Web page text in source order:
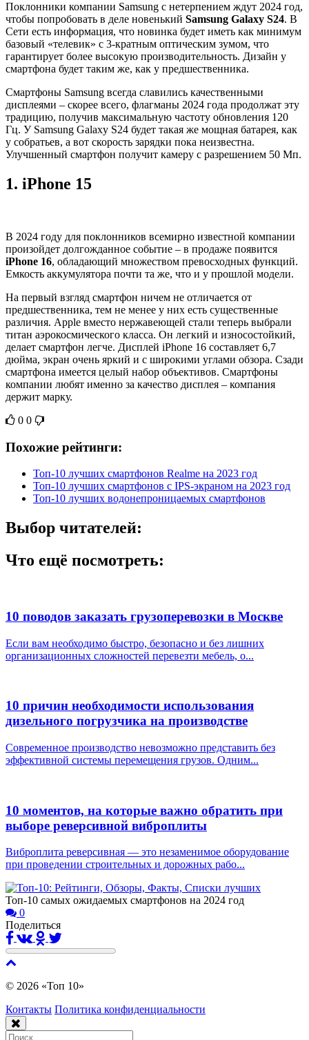
Поклонники компании Samsung с нетерпением ждут 2024 год,
чтобы попробовать в деле новенький Samsung Galaxy S24. В
Сети есть информация, что новинка будет иметь как минимум
базовый «телевик» с 3-кратным оптическим зумом, что
гарантирует более высокую производительность. Дизайн у
смартфона будет таким же, как у предшественника.
Смартфоны Samsung всегда славились качественными
дисплеями – скорее всего, флагманы 2024 года продолжат эту
традицию, получив максимальную частоту обновления 120
Гц. У Samsung Galaxy S24 будет такая же мощная батарея, как
у собратьев, а вот скорость зарядки пока неизвестна.
Улучшенный смартфон получит камеру с разрешением 50 Мп.
1. iPhone 15
В 2024 году для поклонников всемирно известной компании
произойдет долгожданное событие – в продаже появится
iPhone 16, обладающий множеством превосходных функций.
Емкость аккумулятора почти та же, что и у прошлой модели.
На первый взгляд смартфон ничем не отличается от
предшественника, тем не менее у них есть существенные
различия. Apple вместо нержавеющей стали теперь выбрали
титан аэрокосмического класса. Он легкий и износостойкий,
делает смартфон легче. Дисплей iPhone 16 составляет 6,7
дюйма, экран очень яркий и с широкими углами обзора. Сзади
смартфона имеется целый набор объективов. Смартфоны
компании любят именно за качество дисплея – компания
держит марку.
0 0
Похожие рейтинги:
Топ-10 лучших смартфонов Realme на 2023 год
Топ-10 лучших смартфонов с IPS-экраном на 2023 год
Топ-10 лучших водонепроницаемых смартфонов
Выбор читателей:
Что ещё посмотреть:
10 поводов заказать грузоперевозки в Москве
Если вам необходимо быстро, безопасно и без лишних
организационных сложностей перевезти мебель, о...
10 причин необходимости использования
дизельного погрузчика на производстве
Современное производство невозможно представить без
эффективной системы перемещения грузов. Одним...
10 моментов, на которые важно обратить при
выборе реверсивной виброплиты
Виброплита реверсивная — это незаменимое оборудование
при проведении строительных и дорожных рабо...
Топ-10 самых ожидаемых смартфонов на 2024 год
0
Поделиться
© 2026 «Топ 10»
Контакты Политика конфиденциальности